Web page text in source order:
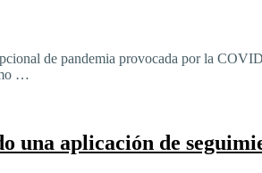
de pandemia provocada por la
…
una aplicación de